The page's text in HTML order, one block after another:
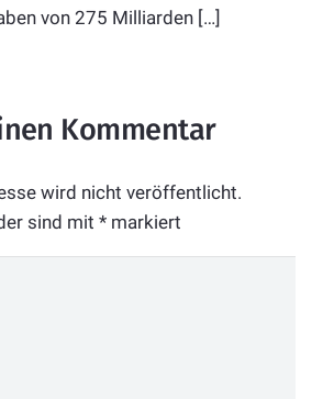
von 275 Milliarden […]
Kommentar
wird nicht veröffentlicht.
sind mit *markiert